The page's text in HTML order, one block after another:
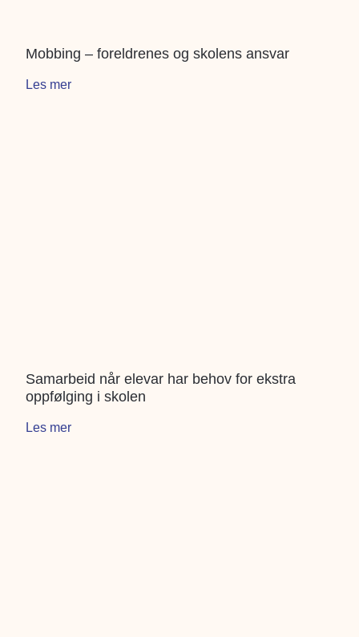
Mobbing – foreldrenes og skolens ansvar
Les mer
Samarbeid når elevar har behov for ekstra
oppfølging i skolen
Les mer